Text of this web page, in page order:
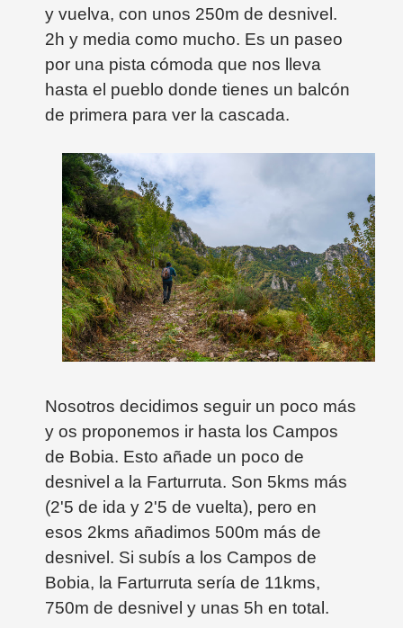
y vuelva, con unos 250m de desnivel.
2h y media como mucho. Es un paseo
por una pista cómoda que nos lleva
hasta el pueblo donde tienes un balcón
de primera para ver la cascada.
Nosotros decidimos seguir un poco más
y os proponemos ir hasta los Campos
de Bobia. Esto añade un poco de
desnivel a la Farturruta. Son 5kms más
(2'5 de ida y 2'5 de vuelta), pero en
esos 2kms añadimos 500m más de
desnivel. Si subís a los Campos de
Bobia, la Farturruta sería de 11kms,
750m de desnivel y unas 5h en total.